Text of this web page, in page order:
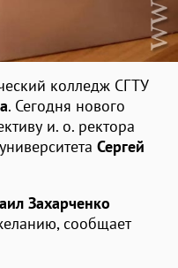
колледж СГТУ
. Сегодня нового
и. о. ректора
Сергей
Захарченко
сообщает